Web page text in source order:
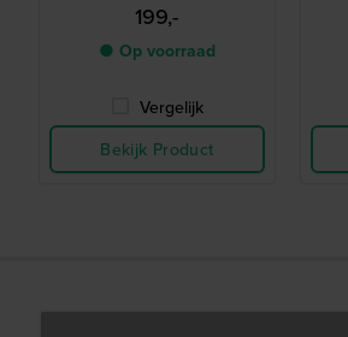
199,-
● Op voorraad
Vergelijk
Bekijk Product